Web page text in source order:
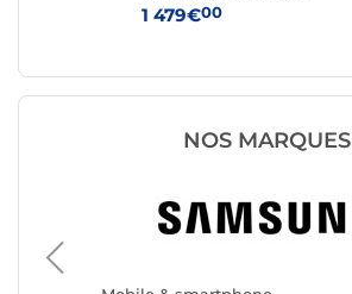
1 479€00
NOS MARQUES